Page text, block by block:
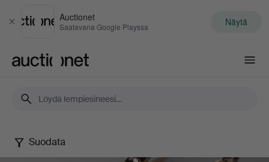
Sulje
Auctionet
Saatavana Google Playssa Näytä
Jewels
Suodata